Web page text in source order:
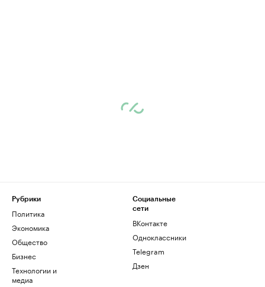
Рубрики
Политика
Экономика
Общество
Бизнес
Технологии и
медиа
Социальные
сети
ВКонтакте
Одноклассники
Telegram
Дзен